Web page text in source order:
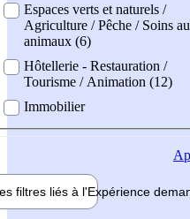
Espaces verts et naturels /
Agriculture / Pêche / Soins
animaux (6)
Hôtellerie - Restauration /
Tourisme / Animation (12)
Immobilier
filtres liés à l'Expérience